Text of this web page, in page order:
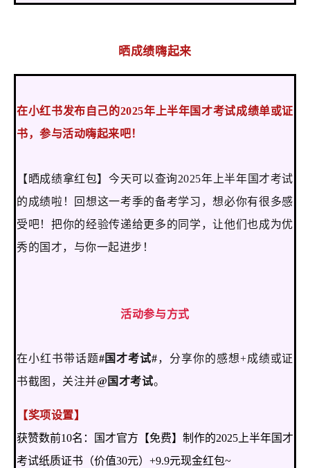
晒成绩嗨起来
在小红书发布自己的2025年上半年国才考试成绩单或证
书，参与活动嗨起来吧！
【晒成绩拿红包】今天可以查询2025年上半年国才考试
的成绩啦！回想这一考季的备考学习，想必你有很多感
受吧！把你的经验传递给更多的同学，让他们也成为优
秀的国才，与你一起进步！
活动参与方式
在小红书带话题#国才考试#， 分享你的感想+成绩或证
书截图，关注并@国才考试。
【奖项设置】
获赞数前10名：国才官方【免费】制作的2025上半年国才
考试纸质证书（价值30元）+9.9元现金红包~